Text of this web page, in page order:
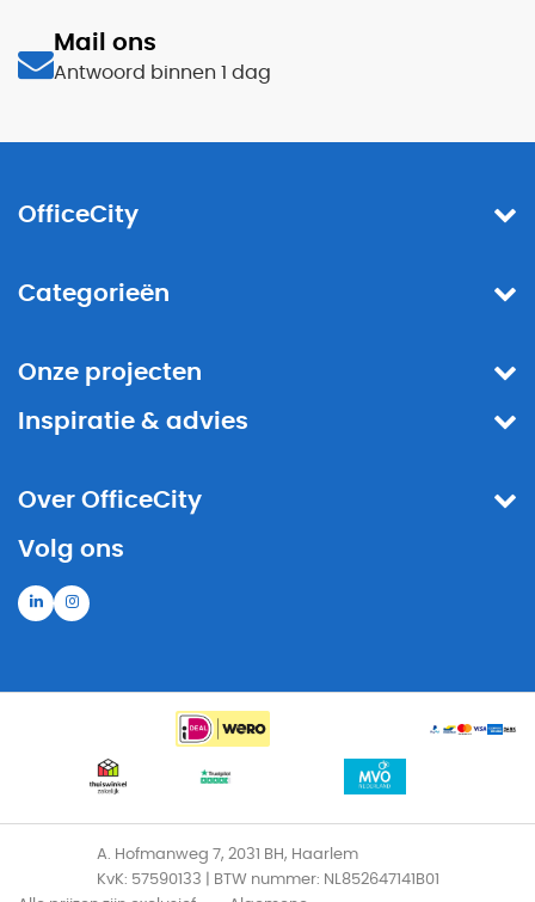
Mail ons
Antwoord binnen 1 dag
OfficeCity
Categorieën
Onze projecten
Inspiratie & advies
Over OfficeCity
Volg ons
A. Hofmanweg 7, 2031 BH, Haarlem
KvK: 57590133 | BTW nummer: NL852647141B01